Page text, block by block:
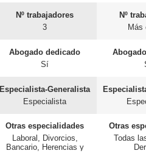
Nº trabajadores
3
Abogado dedicado
Sí
Especialista-Generalista
Especialista
Otras especialidades
Laboral, Divorcios,
Bancario, Herencias y
Nº
Más
Otras
Todas